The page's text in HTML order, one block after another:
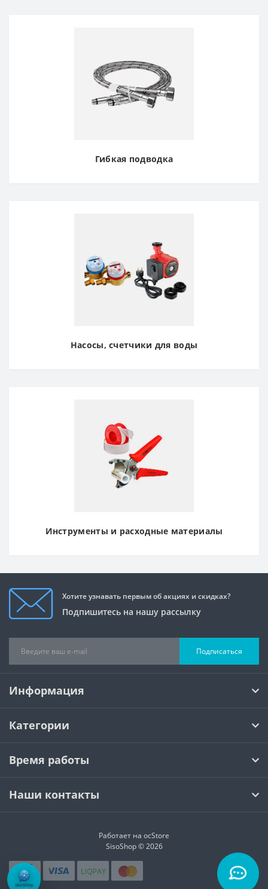
Гибкая подводка
Насосы, счетчики для воды
Инструменты и расходные материалы
Хотите узнавать первым об акциях и скидках?
Подпишитесь на нашу рассылку
Подписаться
Информация
Категории
Время работы
Наши контакты
Работает на ocStore
SisoShop © 2026